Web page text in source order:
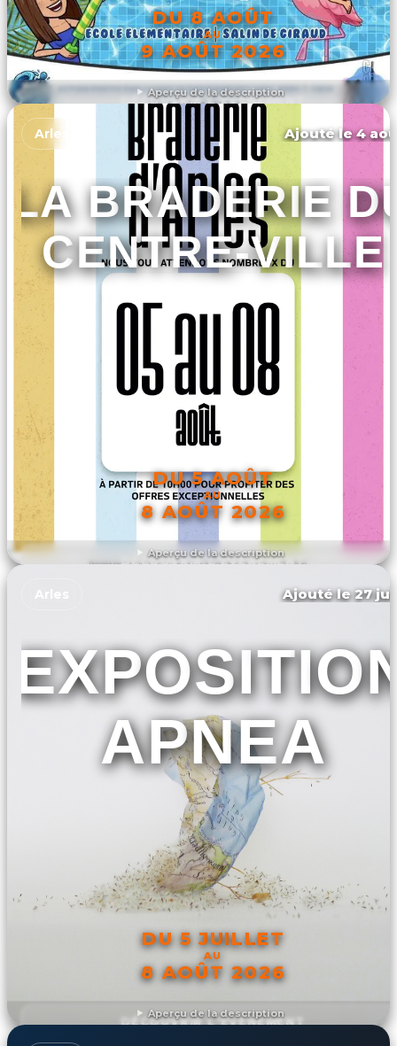
Aperçu de la description
DU 8 AOÛT
AU
9 AOÛT 2026
DÉCOUVRIR L'ÉVÉNEMENT
Aperçu de la description
Arles Ajouté le 4
LA BRADERIE
CENTRE-VILLE
DU 5 AOÛT
AU
8 AOÛT 2026
DÉCOUVRIR L'ÉVÉNEMENT
Aperçu de la description
Arles Ajouté le 27
APNEA
DU 5 JUILLET
AU
8 AOÛT 2026
DÉCOUVRIR L'ÉVÉNEMENT